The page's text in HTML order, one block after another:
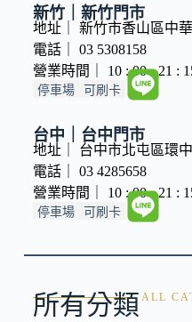
新竹｜新竹門市
地址｜ 新竹市香山區中
電話｜ 03 5308158
營業時間｜ 10 : 00 - 21 :
停車場 可刷卡
台中｜台中門市
地址｜ 台中市北屯區環
電話｜ 03 4285658
營業時間｜ 10 : 00 - 21 :
停車場 可刷卡
ALL
所有分類